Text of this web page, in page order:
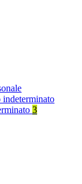
indeterminato
3